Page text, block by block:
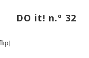
DO it! n.º 32